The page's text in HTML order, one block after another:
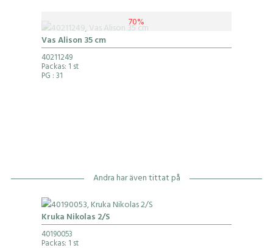
70%
Vas Alison 35 cm
40211249
Packas: 1 st
PG : 31
Andra har även tittat på
Kruka Nikolas 2/S
40190053
Packas: 1 st